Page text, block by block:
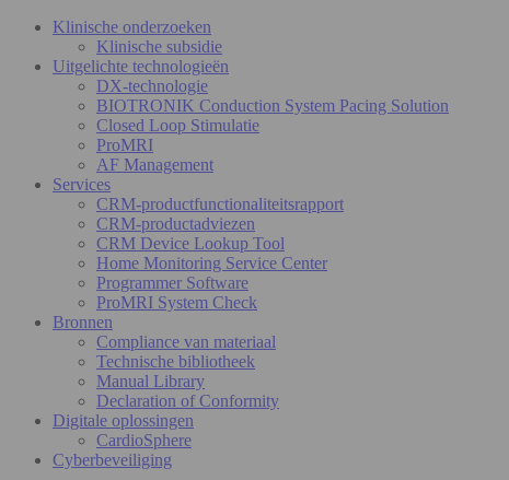
Klinische onderzoeken
Klinische subsidie
Uitgelichte technologieën
DX-technologie
BIOTRONIK Conduction System Pacing Solution
Closed Loop Stimulatie
ProMRI
AF Management
Services
CRM-productfunctionaliteitsrapport
CRM-productadviezen
CRM Device Lookup Tool
Home Monitoring Service Center
Programmer Software
ProMRI System Check
Bronnen
Compliance van materiaal
Technische bibliotheek
Manual Library
Declaration of Conformity
Digitale oplossingen
CardioSphere
Cyberbeveiliging